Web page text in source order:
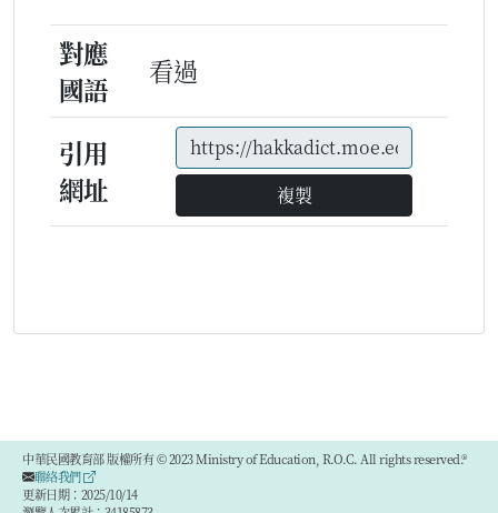
對應
國語
看過
引用
網址
複製
中華民國教育部 版權所有 © 2023 Ministry of Education, R.O.C. All rights reserved.®
聯絡我們
更新日期：2025/10/14